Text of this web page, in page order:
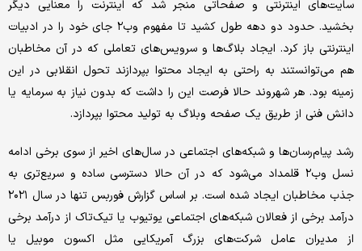
سایت‌های اینترنتی و صفحاتی منجر شد که اینترنت را معنایی دیگر
بخشید. حدود دو دهه طول کشید تا مفهوم وب‌۲ جای خود را در ادبیات
اینترنتی باز کرد. ایجاد بلاگ‌ها و سرویس‌های تعاملی که در آن مخاطبان
هم می‌توانستند به راحتی به ایجاد محتوا بپردازند تحول انقلابی در این
زمینه بود. هر شهروند حالا فرصت این را داشت که بدون نیاز به سرمایه یا
دانش فنی از طریق یک صفحه وبلاگ به تولید محتوا بپردازد.
رشد پیام‌رسان‌ها و شبکه‌های اجتماعی در سال‌های اخیر از سوی برخی ادامه
نسل وب‌۲ قلمداد می‌شود که در آن حالا دسترسی ساده و سریع‌تری به
جذب مخاطبان ایجاد شده است. بر اساس گزارش فوربس تنها در سال ۲۰۲۱
درآمد برخی از فعالان شبکه‌های اجتماعی یوتیوب یا تیک‌تاک از درآمد برخی
از مدیران عامل شرکت‌های بزرگ آمریکایی مثل اکسون موبیل یا